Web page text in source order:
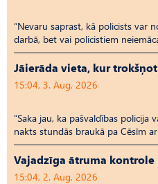
“Nevaru saprast, kā policists var
darbā, bet vai policistiem
Jāierāda vieta, kur trokšņot
15:04, 3. Aug, 2026
“Saka jau, ka pašvaldības policija
nakts stundās braukā pa Cēsīm
Vajadzīga ātruma kontrole
15:04, 2. Aug, 2026